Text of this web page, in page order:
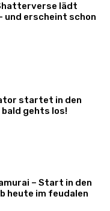
lädt
und erscheint schon
startet in den
bald gehts los!
– Start in den
heute im feudalen